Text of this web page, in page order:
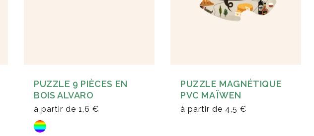
PUZZLE 9 PIÈCES EN
BOIS ALVARO
à partir de 1,6 €
PUZZLE MAGNÉTIQUE
PVC MAÏWEN
à partir de 4,5 €